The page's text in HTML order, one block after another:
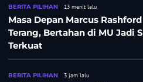
BERITA PILIHAN 13 menit lalu
Masa Depan Marcus
Terang, Bertahan di MU Jadi
Terkuat
BERITA PILIHAN 3 jam lalu